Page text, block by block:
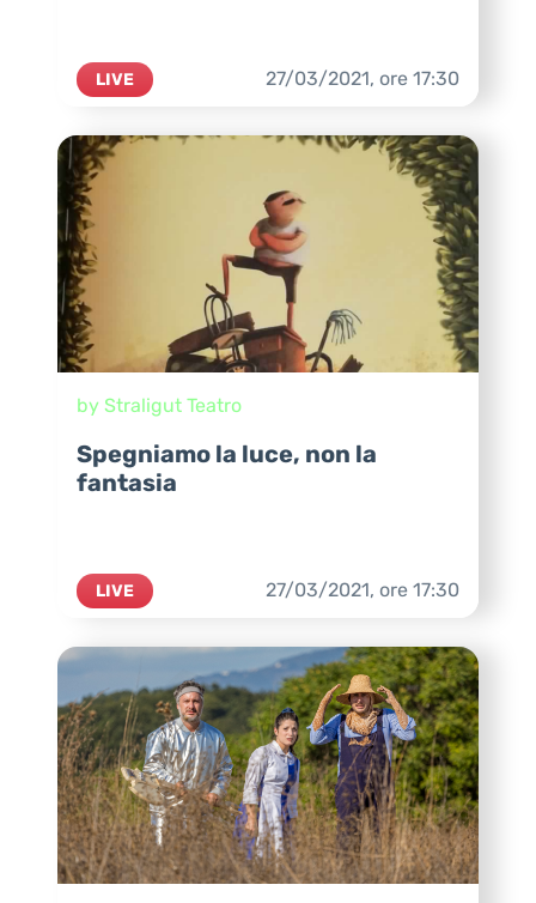
LIVE 27/03/2021, ore 17:30
by Straligut Teatro
Spegniamo la luce, non la
fantasia
LIVE 27/03/2021, ore 17:30